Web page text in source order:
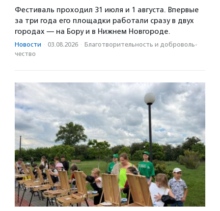
Фестиваль проходил 31 июля и 1 августа. Впервые
за три года его площадки работали сразу в двух
городах — на Бору и в Нижнем Новгороде.
Новости · 03.08.2026 · Благотвори­тель­ность и доброволь­
чест­во